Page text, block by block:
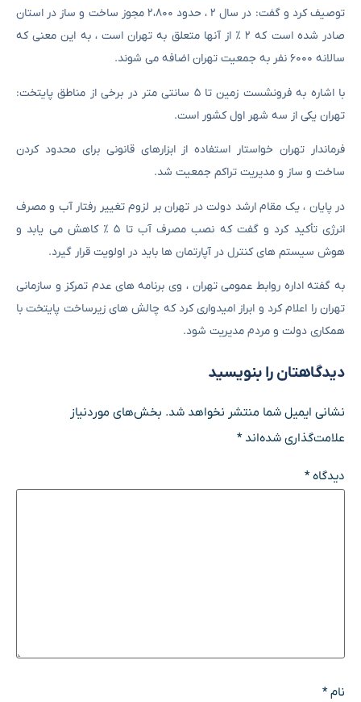
توصیف کرد و گفت: در سال ۲ ، حدود ۲،۸۰۰ مجوز ساخت و ساز در استان
صادر شده است که ۲ ٪ از آنها متعلق به تهران است ، به این معنی که
سالانه ۶۰۰۰ نفر به جمعیت تهران اضافه می شوند.
با اشاره به فرونشست زمین تا ۵ سانتی متر در برخی از مناطق پایتخت:
تهران یکی از سه شهر اول کشور است.
فرماندار تهران خواستار استفاده از ابزارهای قانونی برای محدود کردن
ساخت و ساز و مدیریت تراکم جمعیت شد.
در پایان ، یک مقام ارشد دولت در تهران بر لزوم تغییر رفتار آب و مصرف
انرژی تأکید کرد و گفت که نصب مصرف آب تا ۵ ٪ کاهش می یابد و
هوش سیستم های کنترل در آپارتمان ها باید در اولویت قرار گیرد.
به گفته اداره روابط عمومی تهران ، وی برنامه های عدم تمرکز و سازمانی
تهران را اعلام کرد و ابراز امیدواری کرد که چالش های زیرساخت پایتخت با
همکاری دولت و مردم مدیریت شود.
دیدگاهتان را بنویسید
نشانی ایمیل شما منتشر نخواهد شد. بخش‌های موردنیاز
علامت‌گذاری شده‌اند*
دیدگاه*
نام*